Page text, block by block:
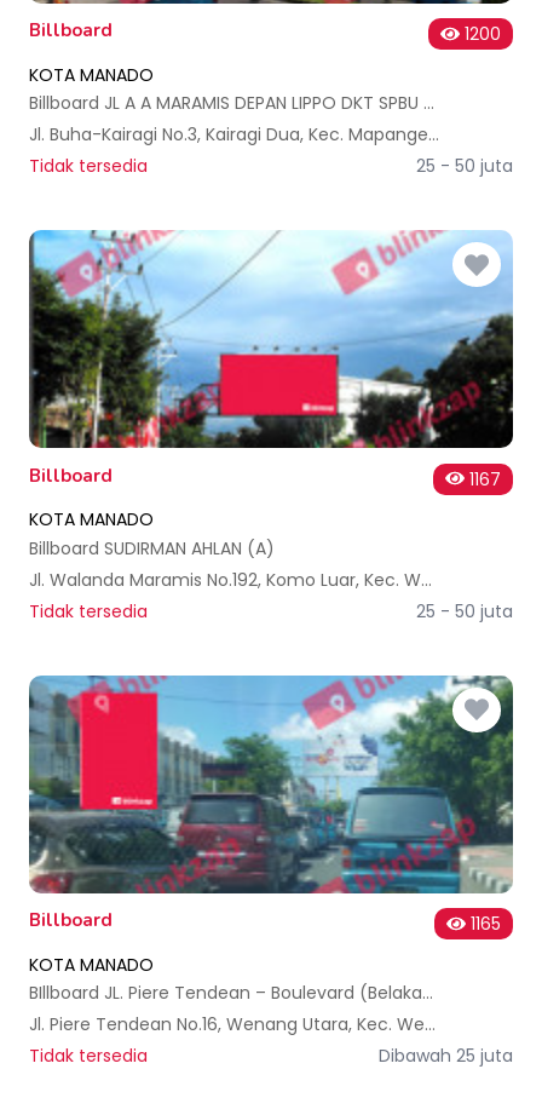
Billboard
1200
KOTA MANADO
Billboard JL A A MARAMIS DEPAN LIPPO DKT SPBU (A)
Jl. Buha-Kairagi No.3, Kairagi Dua, Kec. Mapanget, Kota Manado, Sulawesi Utara, Indonesia
Tidak tersedia
25 - 50 juta
Billboard
1167
KOTA MANADO
Billboard SUDIRMAN AHLAN (A)
Jl. Walanda Maramis No.192, Komo Luar, Kec. Wenang, Kota Manado, Sulawesi Utara 95122, Indonesia
Tidak tersedia
25 - 50 juta
Billboard
1165
KOTA MANADO
BIllboard JL. Piere Tendean – Boulevard (Belakang Multimart)
Jl. Piere Tendean No.16, Wenang Utara, Kec. Wenang, Kota Manado, Sulawesi Utara, Indonesia
Tidak tersedia
Dibawah 25 juta